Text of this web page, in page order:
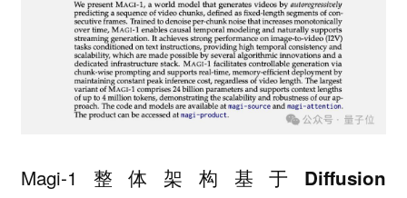
Magi-1
整体架构基于Diffusion